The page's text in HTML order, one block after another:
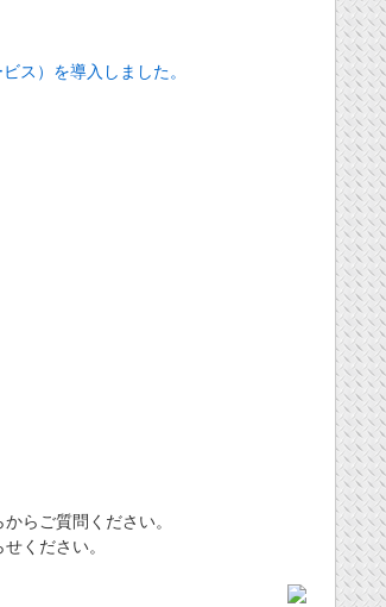
ス）を導入しました。
らご質問ください。
ください。